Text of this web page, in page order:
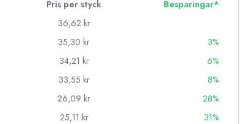
Pris per styck
Besparingar*
36,62 kr
35,30 kr
3%
34,21 kr
6%
33,55 kr
8%
26,09 kr
28%
25,11 kr
31%